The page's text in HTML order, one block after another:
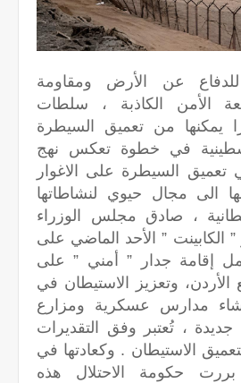
عن الأرض ومقاومة
الأمن الكاذبة ، سلطات
يمكنها من تعميق السيطرة
في خطوة تعكس نهج
تعميق السيطرة على الاغوار
الى مجال حيوي لنشاطاتها
، صادق مجلس الوزراء
” الكابينت ” الأحد الماضي على
إقامة جدار ” أمني ” على
الأردن، وتعزيز الاستيطان في
مدارس عسكرية ومزارع
جديدة ، تُعتبر وفق التقديرات
الاستيطان . وكعادتها في
بررت حكومة الاحتلال هذه